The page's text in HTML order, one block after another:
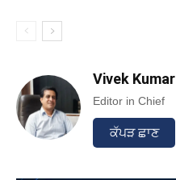
Vivek Kumar
Editor in Chief
ਕੱਪੜ ਛਾਣ